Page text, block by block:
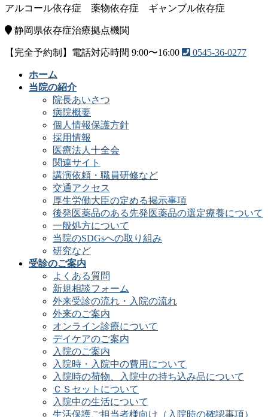
アルコール依存症 薬物依存症 ギャンブル依存症
静岡県依存症治療拠点機関
【完全予約制】電話対応時間 9:00〜16:00 0545-36-0277
ホーム
当院の紹介
院長あいさつ
病院概要
個人情報保護方針
採用情報
医療法人十全会
関連サイト
講演依頼・職員研修など
交通アクセス
厚生労働大臣の定める掲示事項
後発医薬品のある先発医薬品の選定療養について
一般処方について
当院のSDGsへの取り組み
研究など
受診のご案内
よくある質問
新規相談フォーム
外来受診の流れ・入院の流れ
外来のご案内
オンライン診療について
デイケアのご案内
入院のご案内
入院時・入院中の費用について
入院時の荷物、入院中の持ち込み品について
ＣＳセットについて
入院中の生活について
生活保護ご担当者様向け（入院時の確認事項）